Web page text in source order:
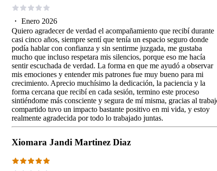
・ Enero 2026
Quiero agradecer de verdad el acompañamiento que recibí durante
casi cinco años, siempre sentí que tenía un espacio seguro donde
podía hablar con confianza y sin sentirme juzgada, me gustaba
mucho que incluso respetara mis silencios, porque eso me hacía
sentir escuchada de verdad. La forma en que me ayudó a observar
mis emociones y entender mis patrones fue muy bueno para mi
crecimiento. Aprecio muchísimo la dedicación, la paciencia y la
forma cercana que recibí en cada sesión, termino este proceso
sintiéndome más consciente y segura de mí misma, gracias al
compartido tuvo un impacto bastante positivo en mi vida, y estoy
realmente agradecida por todo lo trabajado juntas.
Xiomara Jandi Martinez Diaz